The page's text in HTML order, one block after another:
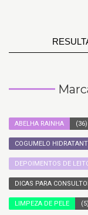
ABELHA RAINHA (36)
COGUMELO
DEPOIMENTOS DE
DICAS PARA
LIMPEZA DE PELE (5)